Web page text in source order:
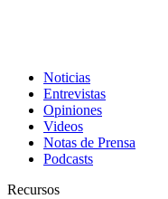
Noticias
Entrevistas
Opiniones
Videos
Notas de Prensa
Podcasts
Recursos